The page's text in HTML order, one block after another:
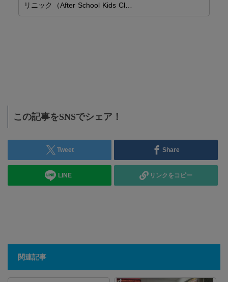
リニック（After School Kids Cl…
この記事をSNSでシェア！
Tweet Share
LINE リンクをコピー
関連記事